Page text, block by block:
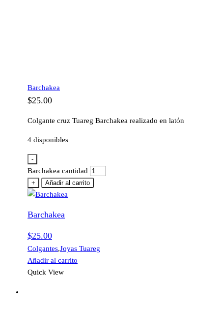
Barchakea
$25.00
Colgante cruz Tuareg Barchakea realizado en latón
4 disponibles
-
Barchakea cantidad
+ Añadir al carrito
Barchakea
$25.00
Colgantes,Joyas Tuareg
Añadir al carrito
Quick View